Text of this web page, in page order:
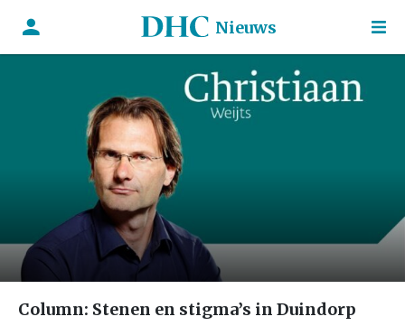
Nieuws
Column: Stenen en stigma’s in Duindorp